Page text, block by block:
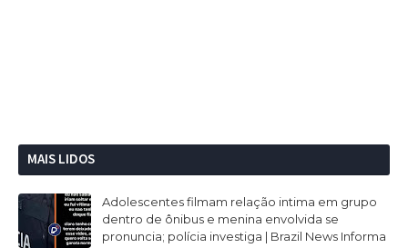
MAIS LIDOS
Adolescentes filmam relação intima em grupo
dentro de ônibus e menina envolvida se
pronuncia; polícia investiga | Brazil News Informa